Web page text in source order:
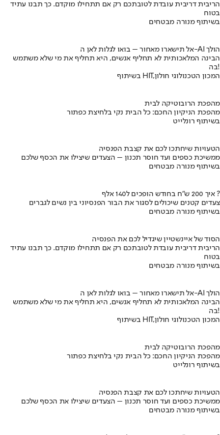
הריבית דריבית עובדת לטובתכם רק אם תתחילו מוקדם. כך תבנו עתיד
בטוח
בשיתוף מנורה מבטחים
אל תישארו מאחור – בואו לגלות לאן ה-AI הולך
הבינה המלאכותית לא תחליף אנשים, היא תחליף את מי שלא משתמש
בה!
בשיתוף HIT,המכון הטכנולוגי חולון
מהפכת הרובוטיקה לבית
מהפכת הניקיון החכם: כל הבית נקי בלחיצת כפתור
בשיתוף רונלייט
הטעויות שיחתכו לכם את קצבת הפנסיה
ממשיכת כספים ועד חוסר תכנון – הצעדים שיצילו את הכסף שלכם
בשיתוף מנורה מבטחים
איך 200 ש"ח בחודש הופכים ל140 אלף ?
צעדים קטנים שיכולים לסגור את הבור הפנסיוני בין נשים לגברים
בשיתוף מנורה מבטחים
הסוד של איינשטיין שיגדיל לכם את הפנסיה
הריבית דריבית עובדת לטובתכם רק אם תתחילו מוקדם. כך תבנו עתיד
בטוח
בשיתוף מנורה מבטחים
אל תישארו מאחור – בואו לגלות לאן ה-AI הולך
הבינה המלאכותית לא תחליף אנשים, היא תחליף את מי שלא משתמש
בה!
בשיתוף HIT,המכון הטכנולוגי חולון
מהפכת הרובוטיקה לבית
מהפכת הניקיון החכם: כל הבית נקי בלחיצת כפתור
בשיתוף רונלייט
הטעויות שיחתכו לכם את קצבת הפנסיה
ממשיכת כספים ועד חוסר תכנון – הצעדים שיצילו את הכסף שלכם
בשיתוף מנורה מבטחים